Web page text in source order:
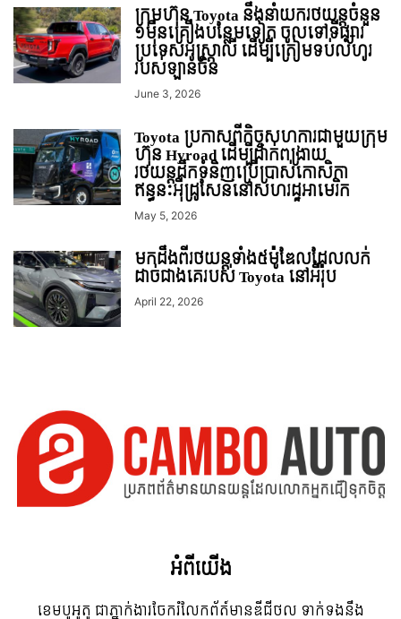
ក្រុមហ៊ុន Toyota នឹងនាំយករថយន្តចំនួន
១មុឺនគ្រឿងបន្ថែមទៀត ចូលទៅទីផ្សារ
ប្រទេសអូស្ត្រាលី ដើម្បីត្រៀមទប់លំហូរ
របស់ឡានចិន
June 3, 2026
Toyota ប្រកាសពីកិច្ចសហការជាមួយក្រុម
ហ៊ុន Hyroad ដើម្បីដាក់ពង្រាយ
រថយន្តដឹកទំនិញប្រើប្រាស់កោសិកា
ឥន្ធនៈអុីដ្រូសែននៅសហរដ្ឋអាមេរិក
May 5, 2026
មកដឹងពីរថយន្តទាំង៥ម៉ូឌែលដែលលក់
ដាច់ជាងគេរបស់ Toyota នៅអឺរ៉ុប
April 22, 2026
អំពី​យើង
ខេមបូអូតូ ជាភ្នាក់ងារចែករំលែកព័ត៍មានឌីជីថល ទាក់ទងនឹង